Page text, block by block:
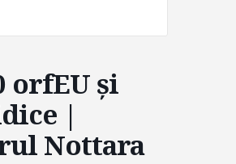
orfEU și
|
Nottara